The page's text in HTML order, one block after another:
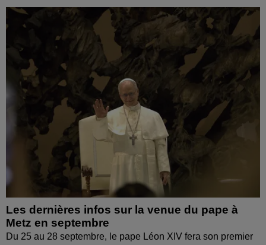
Les dernières infos sur la venue du pape à
Metz en septembre
Du 25 au 28 septembre, le pape Léon XIV fera son premier